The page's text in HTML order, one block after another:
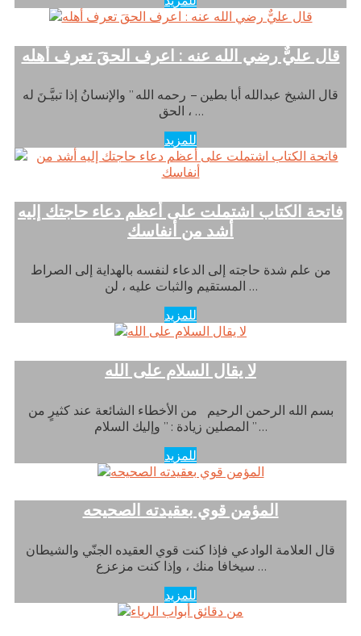
قال عليٌّ رضي الله عنه : اعرف الحقَ تعرف أهله
قال الشيخ عبدالله أبا بطين – رحمه الله ” والإنسانُ إذا تبيَّـنَ له
الحق ، …
للمزيد
فاتحة الكتاب اشتملت على أعظم دعاء حاجتك إليه
أشد من أنفاسك
من علم شدة حاجته إلى الدعاء لنفسه بالهداية إلى الصراط
المستقيم والثبات عليه ، لن …
للمزيد
لا يقال السلام على الله
بسم الله الرحمن الرحيم من الأخطاء الشائعة عند كثيرٍ من
المصلين زيادة : ” وإليك السلام ” …
للمزيد
المؤمن قوي بعقيدته الصحيحه
قال العلامة الوادعي فإذا كنت قوي العقيده الجنّي والشيطان
سيخافا منك ، وإذا كنت مزعزع …
للمزيد